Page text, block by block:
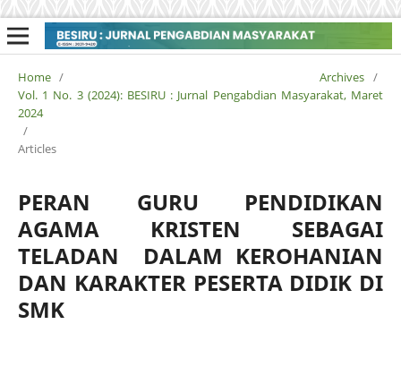
Home / Archives /
Vol. 1 No. 3 (2024): BESIRU : Jurnal Pengabdian Masyarakat, Maret
2024
/
Articles
PERAN GURU PENDIDIKAN
AGAMA KRISTEN SEBAGAI
TELADAN DALAM KEROHANIAN
DAN KARAKTER PESERTA DIDIK DI
SMK